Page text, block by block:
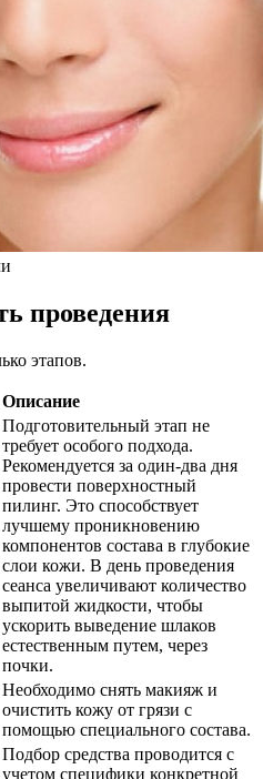
проведения
этапов.
Описание
Подготовительный этап не
требует особого подхода.
Рекомендуется за один-два дня
провести поверхностный
пилинг. Это способствует
лучшему проникновению
компонентов состава в глубокие
слои кожи. В день проведения
сеанса увеличивают количество
выпитой жидкости, чтобы
ускорить выведение шлаков
естественным путем, через
почки.
Необходимо снять макияж и
очистить кожу от грязи с
помощью специального состава.
Подбор средства проводится с
учетом специфики конкретной